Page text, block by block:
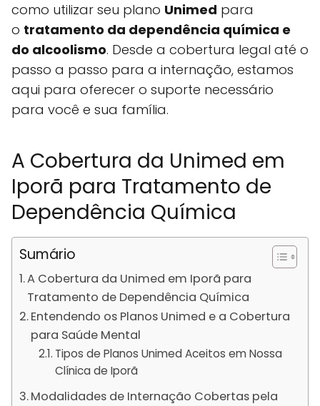
como utilizar seu plano Unimed para
o tratamento da dependência química e
do alcoolismo. Desde a cobertura legal até o
passo a passo para a internação, estamos
aqui para oferecer o suporte necessário
para você e sua família.
A Cobertura da Unimed em
Iporã para Tratamento de
Dependência Química
Sumário
A Cobertura da Unimed em Iporã para
Tratamento de Dependência Química
Entendendo os Planos Unimed e a Cobertura
para Saúde Mental
Tipos de Planos Unimed Aceitos em Nossa
Clínica de Iporã
Modalidades de Internação Cobertas pela